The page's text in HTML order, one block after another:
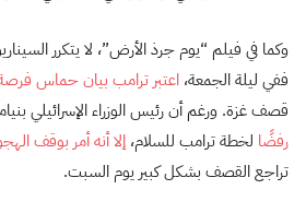
وكما في فيلم “يوم جرذ الأرض”، لا يتكرر
ففي ليلة الجمعة، اعتبر ترامب بيان حماس
قصف غزة. ورغم أن رئيس الوزراء الإسرائيلي
رفضًا لخطة ترامب للسلام، إلا أنه أمر بوقف
تراجع القصف بشكل كبير يوم السبت.